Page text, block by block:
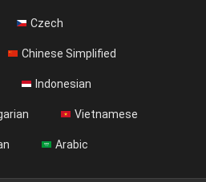
Czech
Chinese Simplified
Indonesian
Vietnamese
Arabic